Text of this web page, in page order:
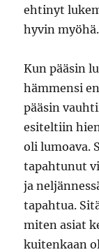
ehtinyt
hyvin myöhä.
Kun pääsin
hämmensi
pääsin
esiteltiin
oli lumoava.
tapahtunut
ja
tapahtua.
miten asiat
kuitenkaan